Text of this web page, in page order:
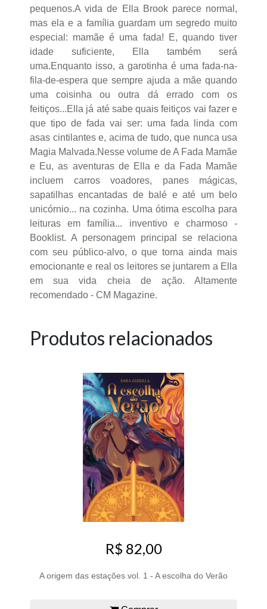
pequenos.A vida de Ella Brook parece normal,
mas ela e a família guardam um segredo muito
especial: mamãe é uma fada! E, quando tiver
idade suficiente, Ella também será
uma.Enquanto isso, a garotinha é uma fada-na-
fila-de-espera que sempre ajuda a mãe quando
uma coisinha ou outra dá errado com os
feitiços...Ella já até sabe quais feitiços vai fazer e
que tipo de fada vai ser: uma fada linda com
asas cintilantes e, acima de tudo, que nunca usa
Magia Malvada.Nesse volume de A Fada Mamãe
e Eu, as aventuras de Ella e da Fada Mamãe
incluem carros voadores, panes mágicas,
sapatilhas encantadas de balé e até um belo
unicórnio... na cozinha. Uma ótima escolha para
leituras em família... inventivo e charmoso -
Booklist. A personagem principal se relaciona
com seu público-alvo, o que torna ainda mais
emocionante e real os leitores se juntarem a Ella
em sua vida cheia de ação. Altamente
recomendado - CM Magazine.
Produtos relacionados
R$ 82,00
A origem das estações vol. 1 - A escolha do Verão